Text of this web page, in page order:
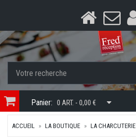
Panier: 0 ART. - 0,00 €
ACCUEIL LA BOUTIQUE LA CHARCUTERIE